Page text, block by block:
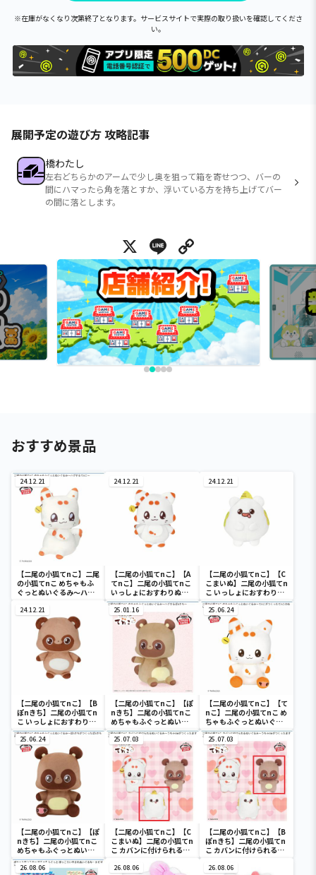
※在庫がなくなり次第終了となります。サービスサイトで実際の取り扱いを確認してくださ
い。
展開予定の遊び方 攻略記事
橋わたし
左右どちらかのアームで少し奥を狙って箱を寄せつつ、バーの
間にハマったら角を落とすか、浮いている方を持ち上げてバー
の間に落とします。
X Line
おすすめ景品
24.12.21
【二尾の小狐てnこ】二尾
の小狐てnこ めちゃもふ
ぐっとぬいぐるみ～ハグ
24.12.21
【二尾の小狐てnこ】【A
てnこ】二尾の小狐てnこ
いっしょにおすわりぬい
ぐるみ
24.12.21
【二尾の小狐てnこ】【C
こまいぬ】二尾の小狐てn
こ いっしょにおすわりぬ
いぐるみ
24.12.21
【二尾の小狐てnこ】【B
ぽnきち】二尾の小狐てn
こ いっしょにおすわりぬ
いぐるみ
25.01.16
【二尾の小狐てnこ】【ぽ
nきち】二尾の小狐てnこ
めちゃもふぐっとぬいぐ
るみ～ハグするぽnきち～
25.06.24
【二尾の小狐てnこ】【て
nこ】二尾の小狐てnこ め
ちゃもふぐっとぬいぐる
み～てnこがつくった てn
このぬいぐるみ～
25.06.24
【二尾の小狐てnこ】【ぽ
nきち】二尾の小狐てnこ
めちゃもふぐっとぬいぐ
るみ～ぽnきちがつくった
ぽnきちのぬいぐるみ～
25.07.03
【二尾の小狐てnこ】【C
こまいぬ】二尾の小狐てn
こ カバンに付けられるぬ
いぐるみ～うちゃmeがつ
くったますこっと～
25.07.03
【二尾の小狐てnこ】【B
ぽnきち】二尾の小狐てn
こ カバンに付けられるぬ
くったますこっと～
26.08.06 26.08.06 26.08.06